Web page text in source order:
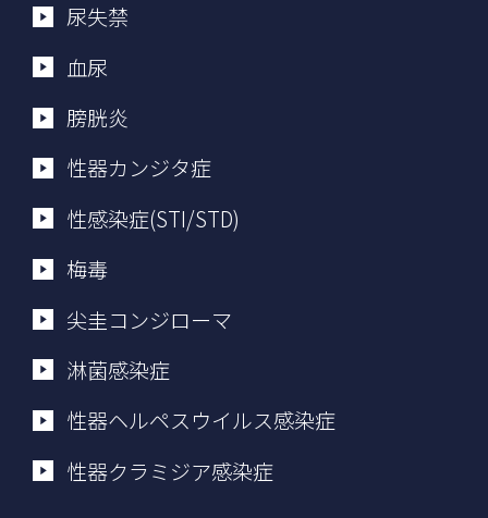
尿失禁
血尿
膀胱炎
性器カンジタ症
性感染症(STI/STD)
梅毒
尖圭コンジローマ
淋菌感染症
性器ヘルペスウイルス感染症
性器クラミジア感染症